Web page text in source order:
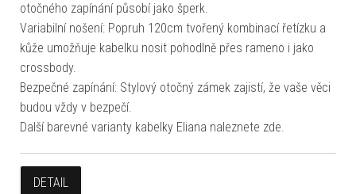
otočného zapínání působí jako šperk.
Variabilní nošení: Popruh 120cm tvořený kombinací řetízku a
kůže umožňuje kabelku nosit pohodlně přes rameno i jako
crossbody.
Bezpečné zapínání: Stylový otočný zámek zajistí, že vaše věci
budou vždy v bezpečí.
Další barevné varianty kabelky Eliana naleznete zde.
DETAIL